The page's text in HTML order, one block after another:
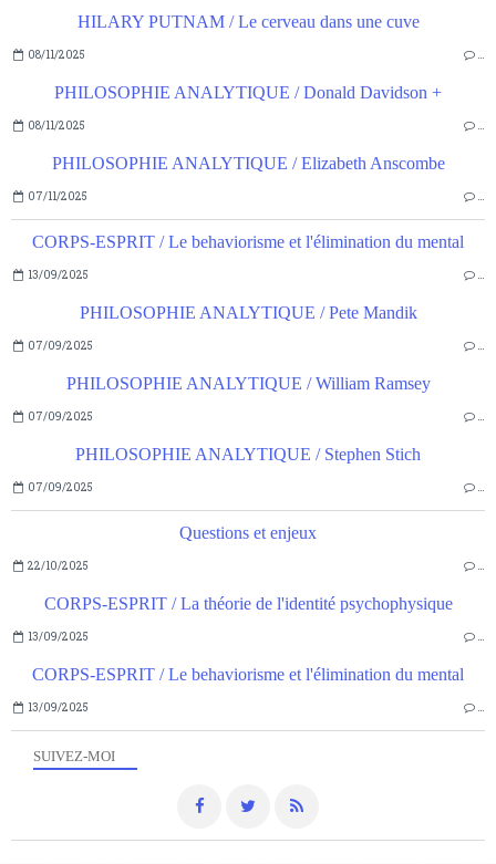
SUIVEZ-MOI
HILARY PUTNAM / Le cerveau dans une cuve
08/11/2025 …
PHILOSOPHIE ANALYTIQUE / Donald Davidson +
08/11/2025 …
PHILOSOPHIE ANALYTIQUE / Elizabeth Anscombe
07/11/2025 …
CORPS-ESPRIT / Le behaviorisme et l'élimination du mental
13/09/2025 …
PHILOSOPHIE ANALYTIQUE / Pete Mandik
07/09/2025 …
PHILOSOPHIE ANALYTIQUE / William Ramsey
07/09/2025 …
PHILOSOPHIE ANALYTIQUE / Stephen Stich
07/09/2025 …
Questions et enjeux
22/10/2025 …
CORPS-ESPRIT / La théorie de l'identité psychophysique
13/09/2025 …
CORPS-ESPRIT / Le behaviorisme et l'élimination du mental
13/09/2025 …